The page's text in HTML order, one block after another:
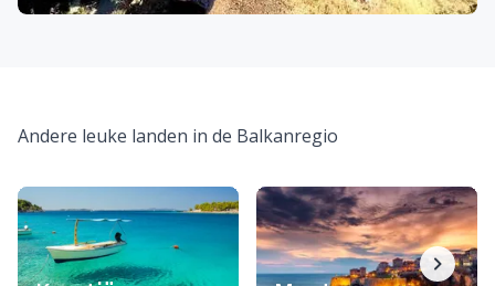
Wat je hier in 2 dagen allemaal kunt doen
Failed to load